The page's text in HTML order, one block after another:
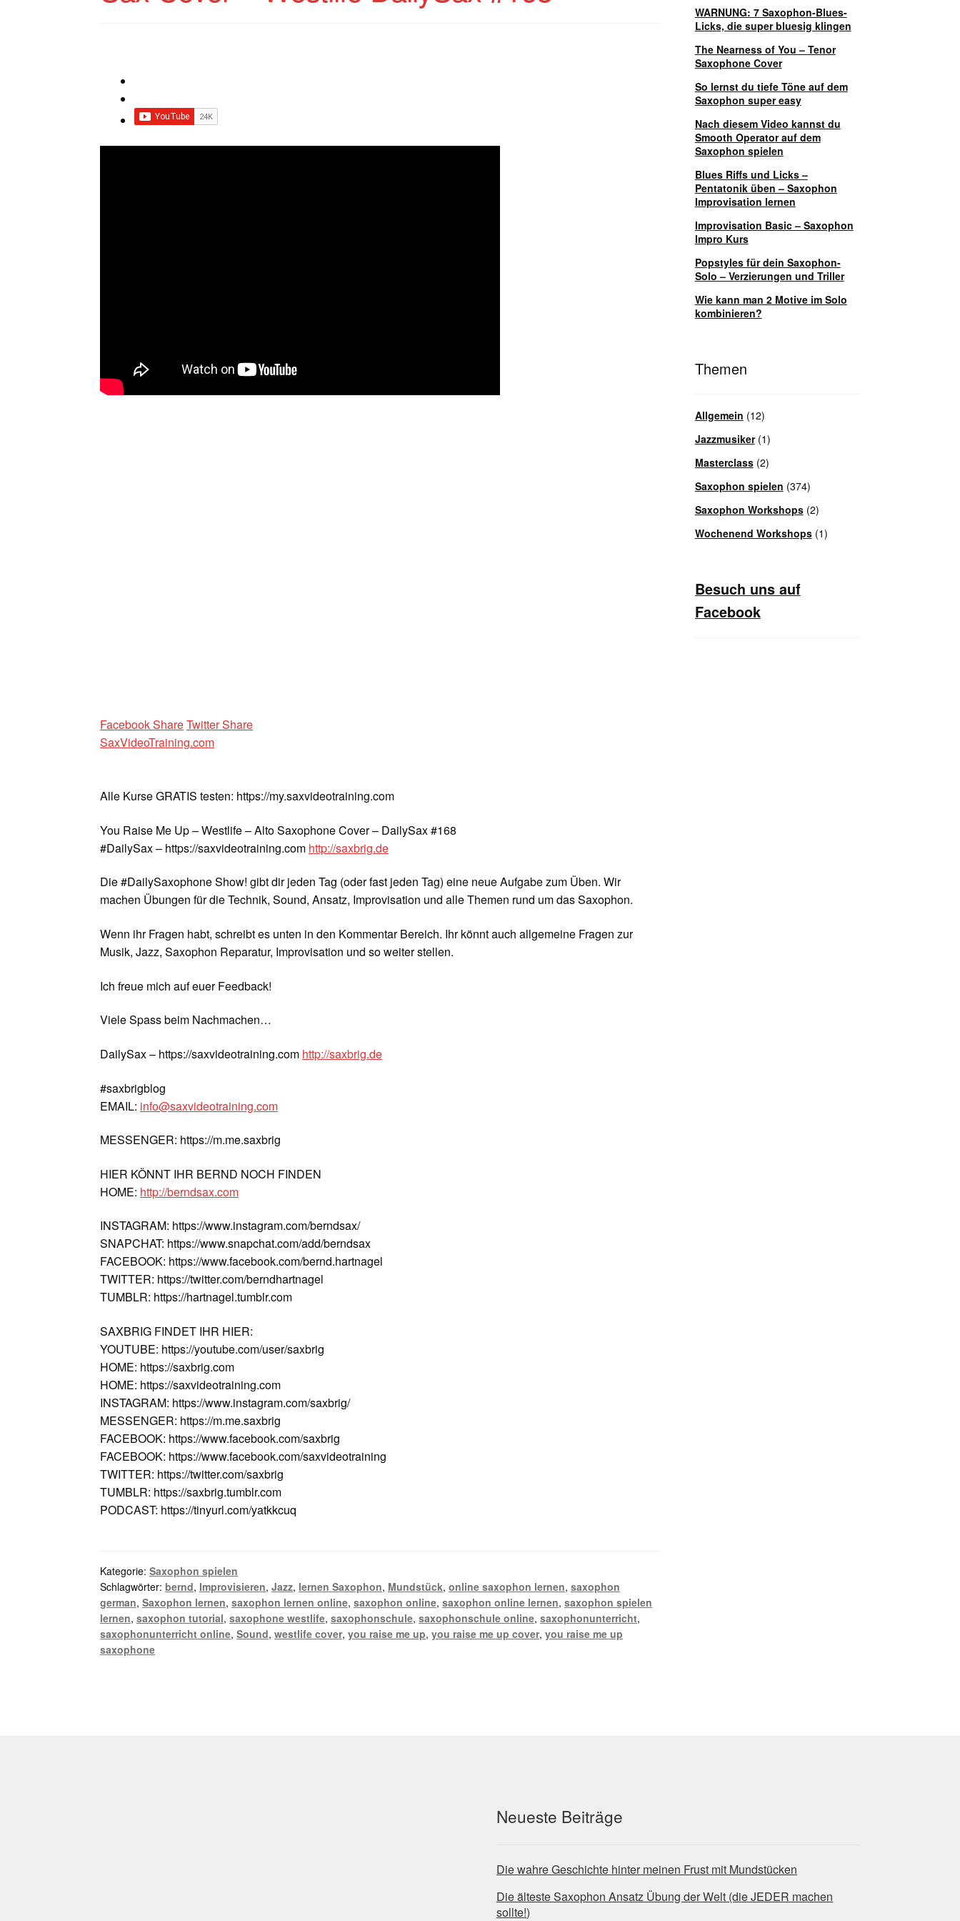
Facebook ShareTwitter Share
SaxVideoTraining.com
Alle Kurse GRATIS testen: https://my.saxvideotraining.com
You Raise Me Up – Westlife – Alto Saxophone Cover – DailySax #168
#DailySax – https://saxvideotraining.com http://saxbrig.de
Die #DailySaxophone Show! gibt dir jeden Tag (oder fast jeden Tag) eine neue Aufgabe zum Üben. Wir
machen Übungen für die Technik, Sound, Ansatz, Improvisation und alle Themen rund um das Saxophon.
Wenn ihr Fragen habt, schreibt es unten in den Kommentar Bereich. Ihr könnt auch allgemeine Fragen zur
Musik, Jazz, Saxophon Reparatur, Improvisation und so weiter stellen.
Ich freue mich auf euer Feedback!
Viele Spass beim Nachmachen…
DailySax – https://saxvideotraining.com http://saxbrig.de
#saxbrigblog
EMAIL: info@saxvideotraining.com
MESSENGER: https://m.me.saxbrig
HIER KÖNNT IHR BERND NOCH FINDEN
HOME: http://berndsax.com
INSTAGRAM: https://www.instagram.com/berndsax/
SNAPCHAT: https://www.snapchat.com/add/berndsax
FACEBOOK: https://www.facebook.com/bernd.hartnagel
TWITTER: https://twitter.com/berndhartnagel
TUMBLR: https://hartnagel.tumblr.com
SAXBRIG FINDET IHR HIER:
YOUTUBE: https://youtube.com/user/saxbrig
HOME: https://saxbrig.com
HOME: https://saxvideotraining.com
INSTAGRAM: https://www.instagram.com/saxbrig/
MESSENGER: https://m.me.saxbrig
FACEBOOK: https://www.facebook.com/saxbrig
FACEBOOK: https://www.facebook.com/saxvideotraining
TWITTER: https://twitter.com/saxbrig
TUMBLR: https://saxbrig.tumblr.com
PODCAST: https://tinyurl.com/yatkkcuq
Kategorie:Saxophon spielen
Schlagwörter:bernd, Improvisieren,Jazz, lernen Saxophon, Mundstück,online saxophon lernen,saxophon
german,Saxophon lernen,saxophon lernen online,saxophon online,saxophon online lernen,saxophon spielen
lernen,saxophon tutorial,saxophone westlife,saxophonschule,saxophonschule online,saxophonunterricht,
saxophonunterricht online,Sound,westlife cover,you raise me up,you raise me up cover,you raise me up
saxophone
WARNUNG: 7 Saxophon-Blues-
Licks, die super bluesig klingen
The Nearness of You – Tenor
Saxophone Cover
So lernst du tiefe Töne auf dem
Saxophon super easy
Nach diesem Video kannst du
Smooth Operator auf dem
Saxophon spielen
Blues Riffs und Licks –
Pentatonik üben – Saxophon
Improvisation lernen
Improvisation Basic – Saxophon
Impro Kurs
Popstyles für dein Saxophon-
Solo – Verzierungen und Triller
Wie kann man 2 Motive im Solo
kombinieren?
Themen
Allgemein (12)
Jazzmusiker(1)
Masterclass(2)
Saxophon spielen (374)
Saxophon Workshops(2)
Wochenend Workshops(1)
Besuch uns auf
Facebook
Neueste Beiträge
Die wahre Geschichte hinter meinen Frust mit Mundstücken
Die älteste Saxophon Ansatz Übung der Welt (die JEDER machen
sollte!)